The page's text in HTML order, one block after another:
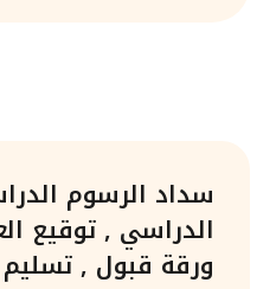
سداد الرسوم
الدراسي , توقيع
ورقة قبول ,